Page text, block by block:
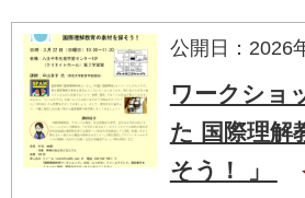
公開日：2026
ワークショ
た 国際理解
そう！ 」